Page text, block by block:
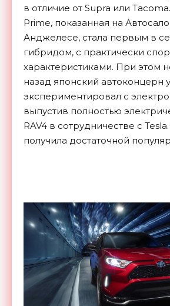
в отличие от Supra или
Prime, показанная на
Анджелесе, стала первым в
гибридом, с практически
характеристиками. При этом
назад японский автоконцерн
экспериментировал с
выпустив полностью
RAV4 в сотрудничестве с
получила достаточной